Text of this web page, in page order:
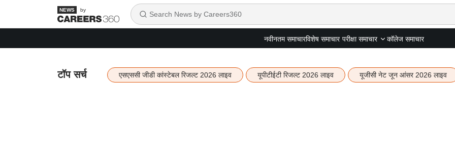
by
नवीनतम समाचारविशेष समाचार परीक्षा समाचार कॉलेज समाचार
टॉप सर्च एसएससी जीडी कांस्टेबल रिजल्ट 2026 लाइव यूपीटीईटी रिजल्ट 2026 लाइव यूजीसी नेट जून आंसर 2026 लाइव